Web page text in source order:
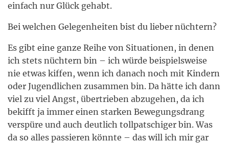
einfach nur Glück gehabt.
Bei welchen Gelegenheiten bist du lieber nüchtern?
Es gibt eine ganze Reihe von Situationen, in denen
ich stets nüchtern bin – ich würde beispielsweise
nie etwas kiffen, wenn ich danach noch mit Kindern
oder Jugendlichen zusammen bin. Da hätte ich dann
viel zu viel Angst, übertrieben abzugehen, da ich
bekifft ja immer einen starken Bewegungsdrang
verspüre und auch deutlich tollpatschiger bin. Was
da so alles passieren könnte – das will ich mir gar